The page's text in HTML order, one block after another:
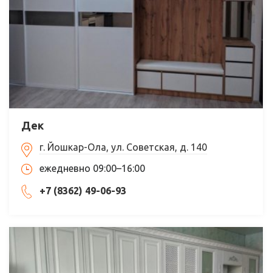
Дек
г. Йошкар-Ола, ул. Советская, д. 140
ежедневно 09:00–16:00
+7 (8362) 49-06-93